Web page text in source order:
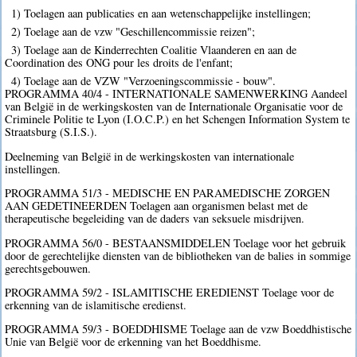
1) Toelagen aan publicaties en aan wetenschappelijke instellingen;
2) Toelage aan de vzw "Geschillencommissie reizen";
3) Toelage aan de Kinderrechten Coalitie Vlaanderen en aan de
Coordination des ONG pour les droits de l'enfant;
4) Toelage aan de VZW "Verzoeningscommissie - bouw".
PROGRAMMA 40/4 - INTERNATIONALE SAMENWERKING Aandeel
van België in de werkingskosten van de Internationale Organisatie voor de
Criminele Politie te Lyon (I.O.C.P.) en het Schengen Information System te
Straatsburg (S.I.S.).
Deelneming van België in de werkingskosten van internationale
instellingen.
PROGRAMMA 51/3 - MEDISCHE EN PARAMEDISCHE ZORGEN
AAN GEDETINEERDEN Toelagen aan organismen belast met de
therapeutische begeleiding van de daders van seksuele misdrijven.
PROGRAMMA 56/0 - BESTAANSMIDDELEN Toelage voor het gebruik
door de gerechtelijke diensten van de bibliotheken van de balies in sommige
gerechtsgebouwen.
PROGRAMMA 59/2 - ISLAMITISCHE EREDIENST Toelage voor de
erkenning van de islamitische eredienst.
PROGRAMMA 59/3 - BOEDDHISME Toelage aan de vzw Boeddhistische
Unie van België voor de erkenning van het Boeddhisme.